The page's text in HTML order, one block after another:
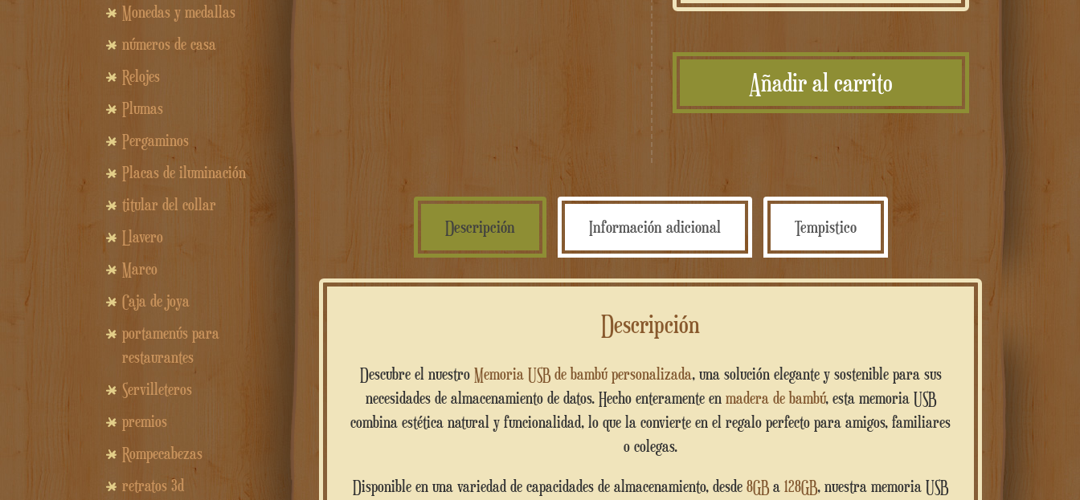
usb
con
cofanetto
Añadir al carrito
Descripción Información adicional Tempistico
Descripción
Descubre el nuestro Memoria USB de bambú personalizada, una solución elegante y sostenible para sus
necesidades de almacenamiento de datos. Hecho enteramente en madera de bambú, esta memoria USB
combina estética natural y funcionalidad, lo que la convierte en el regalo perfecto para amigos, familiares
o colegas.
Disponible en una variedad de capacidades de almacenamiento, desde 8GB a 128GB, nuestra memoria USB
Monedas y medallas
números de casa
Relojes
Plumas
Pergaminos
Placas de iluminación
titular del collar
Llavero
Marco
Caja de joya
portamenús para
restaurantes
Servilleteros
premios
Rompecabezas
retratos 3d